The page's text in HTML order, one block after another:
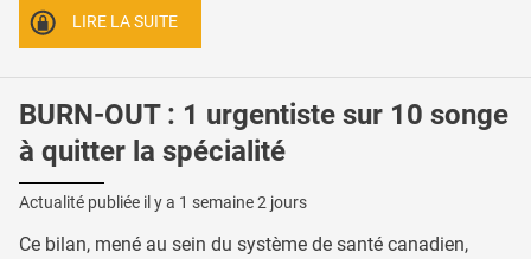
LIRE LA SUITE
BURN-OUT : 1 urgentiste sur 10 songe
à quitter la spécialité
Actualité publiée il y a 1 semaine 2 jours
Ce bilan, mené au sein du système de santé canadien,